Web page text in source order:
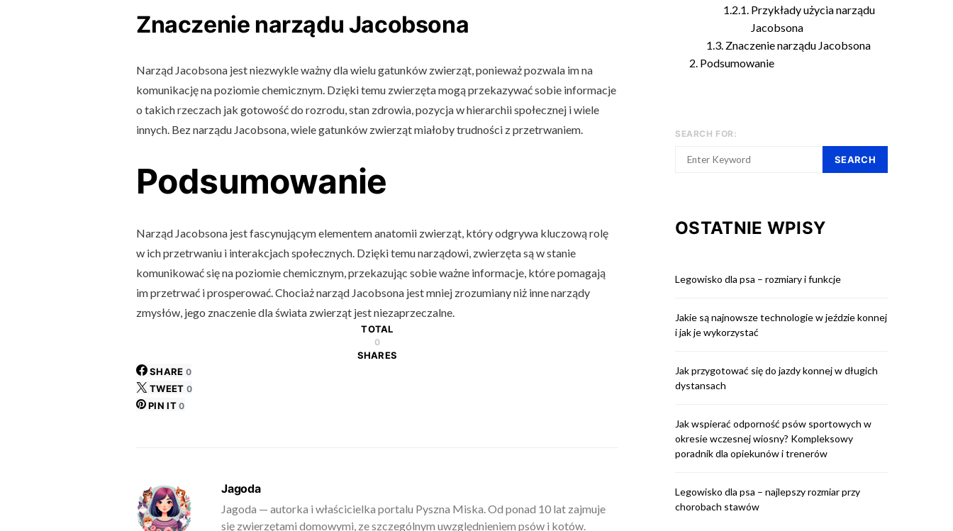
Znaczenie narządu Jacobsona
Narząd Jacobsona jest niezwykle ważny dla wielu gatunków zwierząt, ponieważ pozwala im na
komunikację na poziomie chemicznym. Dzięki temu zwierzęta mogą przekazywać sobie informacje
o takich rzeczach jak gotowość do rozrodu, stan zdrowia, pozycja w hierarchii społecznej i wiele
innych. Bez narządu Jacobsona, wiele gatunków zwierząt miałoby trudności z przetrwaniem.
Podsumowanie
Narząd Jacobsona jest fascynującym elementem anatomii zwierząt, który odgrywa kluczową rolę
w ich przetrwaniu i interakcjach społecznych. Dzięki temu narządowi, zwierzęta są w stanie
komunikować się na poziomie chemicznym, przekazując sobie ważne informacje, które pomagają
im przetrwać i prosperować. Chociaż narząd Jacobsona jest mniej zrozumiany niż inne narządy
zmysłów, jego znaczenie dla świata zwierząt jest niezaprzeczalne.
TOTAL
0
SHARES
SHARE 0
TWEET 0
PIN IT 0
Jagoda
Jagoda — autorka i właścicielka portalu Pyszna Miska. Od ponad 10 lat zajmuje
się zwierzętami domowymi, ze szczególnym uwzględnieniem psów i kotów.
Przykłady użycia narządu
Jacobsona
Znaczenie narządu Jacobsona
Podsumowanie
SEARCH FOR:
SEARCH
OSTATNIE WPISY
Legowisko dla psa – rozmiary i funkcje
Jakie są najnowsze technologie w jeździe konnej
i jak je wykorzystać
Jak przygotować się do jazdy konnej w długich
dystansach
Jak wspierać odporność psów sportowych w
okresie wczesnej wiosny? Kompleksowy
poradnik dla opiekunów i trenerów
Legowisko dla psa – najlepszy rozmiar przy
chorobach stawów